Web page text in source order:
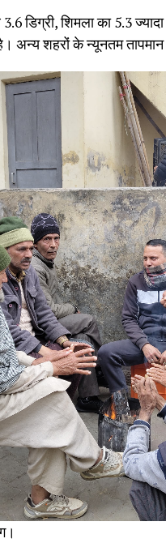
डिग्री, शिमला का 5.3
अन्य शहरों के न्यूनतम तापमान